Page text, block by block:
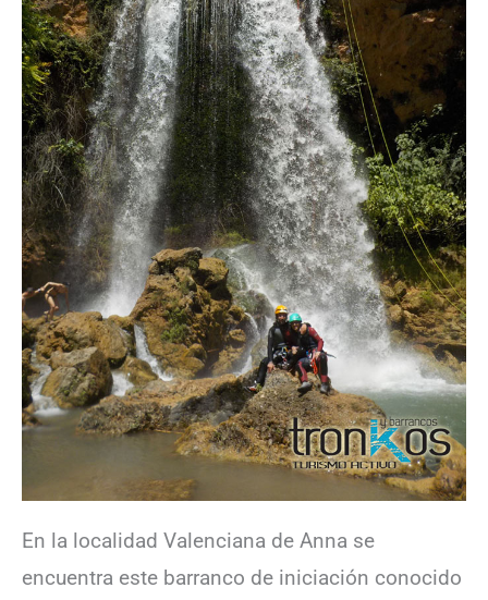
En la localidad Valenciana de Anna se
encuentra este barranco de iniciación conocido